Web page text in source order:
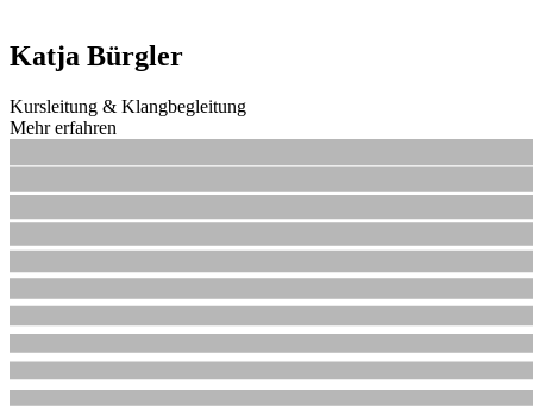
Katja Bürgler
Kursleitung & Klangbegleitung
Mehr erfahren